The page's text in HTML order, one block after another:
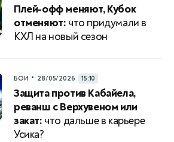
Плей-офф меняют, Кубок
отменяют: что придумали в
КХЛ на новый сезон
БОИ • 28/05/2026 15:10
Защита против Кабайела,
реванш с Верхувеном или
закат: что дальше в карьере
Усика?